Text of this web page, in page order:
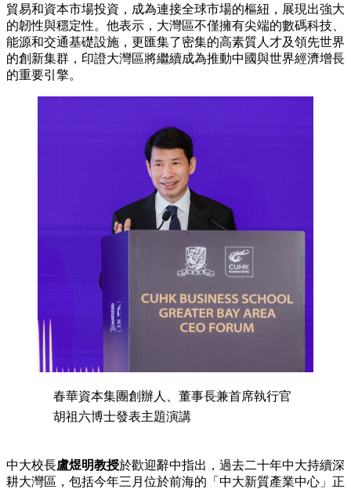
貿易和資本市場投資，成為連接全球市場的樞紐，展現出強大
的韌性與穩定性。他表示，大灣區不僅擁有尖端的數碼科技、
能源和交通基礎設施，更匯集了密集的高素質人才及領先世界
的創新集群，印證大灣區將繼續成為推動中國與世界經濟增長
的重要引擎。
春華資本集團創辦人、董事長兼首席執行官
胡祖六博士發表主題演講
中大校長盧煜明教授於歡迎辭中指出，過去二十年中大持續深
耕大灣區，包括今年三月位於前海的「中大新質產業中心」正